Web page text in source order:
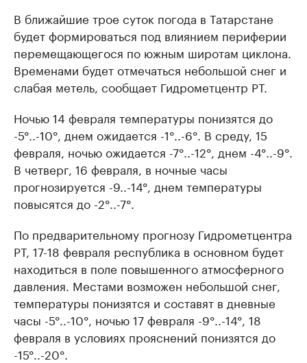
В ближайшие трое суток погода в Татарстане
будет формироваться под влиянием периферии
перемещающегося по южным широтам циклона.
Временами будет отмечаться небольшой снег и
слабая метель, сообщает Гидрометцентр РТ.
Ночью 14 февраля температуры понизятся до
-5°..-10°, днем ожидается -1°..-6°. В среду, 15
февраля, ночью ожидается -7°..-12°, днем -4°..-9°.
В четверг, 16 февраля, в ночные часы
прогнозируется -9..-14°, днем температуры
повысятся до -2°..-7°.
По предварительному прогнозу Гидрометцентра
РТ, 17-18 февраля республика в основном будет
находиться в поле повышенного атмосферного
давления. Местами возможен небольшой снег,
температуры понизятся и составят в дневные
часы -5°..-10°, ночью 17 февраля -9°..-14°, 18
февраля в условиях прояснений понизятся до
-15°..-20°.